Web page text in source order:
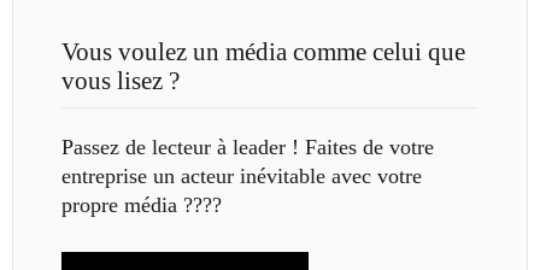
Vous voulez un média comme celui que
vous lisez ?
Passez de lecteur à leader ! Faites de votre
entreprise un acteur inévitable avec votre
propre média ????